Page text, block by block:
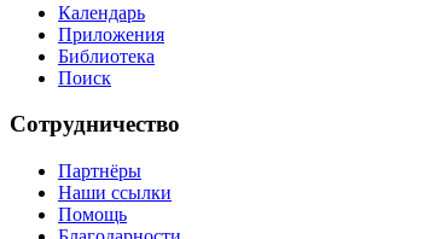
Календарь
Приложения
Библиотека
Поиск
Сотрудничество
Партнёры
Наши ссылки
Помощь